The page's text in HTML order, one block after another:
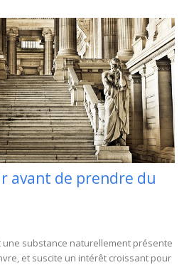
avant de prendre du
une substance naturellement présente
et suscite un intérêt croissant pour